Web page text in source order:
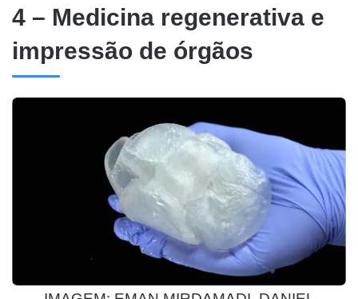
4 – Medicina regenerativa e
impressão de órgãos